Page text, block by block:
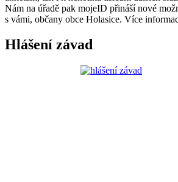
Nám na úřadě pak mojeID přináší nové
s vámi, občany obce Holasice. Více
Hlášení závad